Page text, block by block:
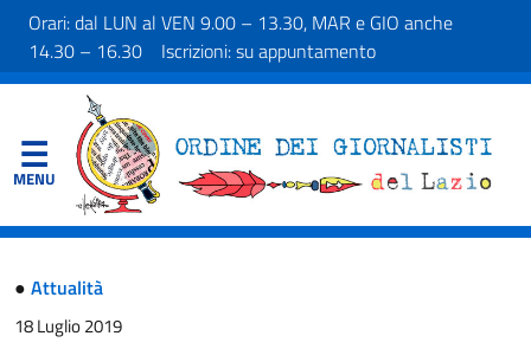
Orari: dal LUN al VEN 9.00 – 13.30, MAR e GIO anche
14.30 – 16.30 Iscrizioni: su appuntamento
● Attualità
18 Luglio 2019